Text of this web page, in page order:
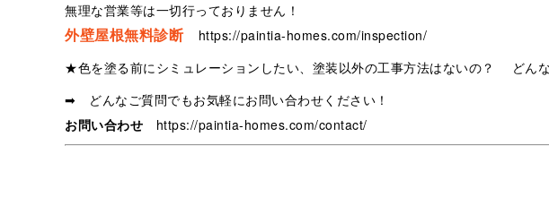
無理な営業等は一切行っておりません！
外壁屋根無料診断
https://paintia-homes.com/inspection/
★色を塗る前にシミュレーションしたい、塗装以外の工事方法はないの？ どん
➡ どんなご質問でもお気軽にお問い合わせください！
お問い合わせ
https://paintia-homes.com/contact/